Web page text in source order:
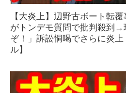
【大炎上】辺野古ボート転
がトンデモ質問で批判殺到→
ぞ！」訴訟恫喝でさらに炎
ル】